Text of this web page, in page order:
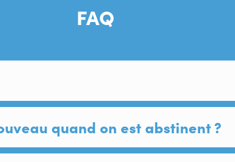
FAQ
quand on est abstinent ?